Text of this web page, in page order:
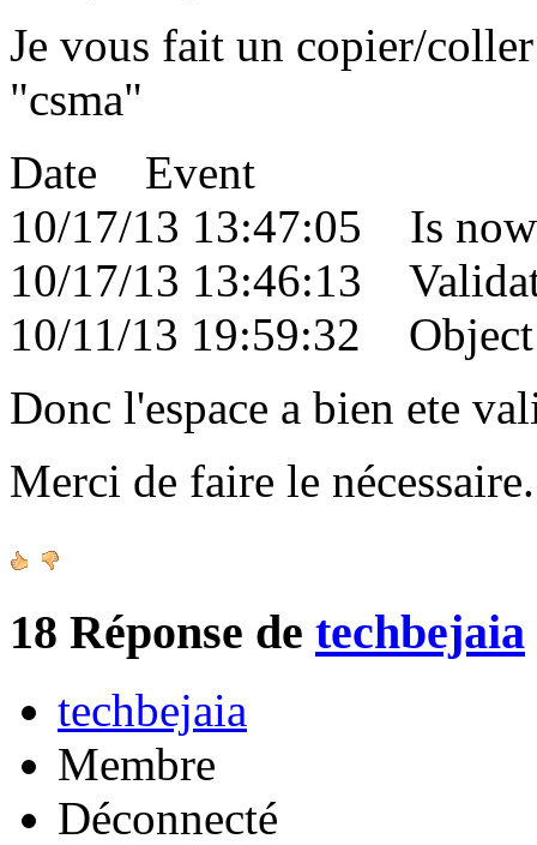
Je vous fait un copier/
"csma"
Date Event
10/17/13 13:47:05 Is
10/17/13 13:46:13
10/11/13 19:59:32
Donc l'espace a bien ete
Merci de faire le
18 Réponse de techbejaia
techbejaia
Membre
Déconnecté